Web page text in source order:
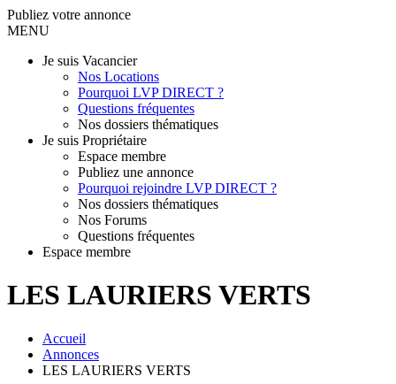
Publiez votre annonce
MENU
Je suis Vacancier
Nos Locations
Pourquoi LVP DIRECT ?
Questions fréquentes
Nos dossiers thématiques
Je suis Propriétaire
Espace membre
Publiez une annonce
Pourquoi rejoindre LVP DIRECT ?
Nos dossiers thématiques
Nos Forums
Questions fréquentes
Espace membre
LES LAURIERS VERTS
Accueil
Annonces
LES LAURIERS VERTS